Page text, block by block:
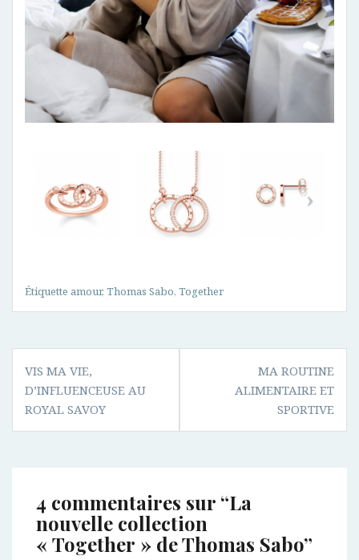
Étiquette amour, Thomas Sabo, Together
Navigation
de
l’article
VIS MA VIE,
D’INFLUENCEUSE AU
ROYAL SAVOY
MA ROUTINE
ALIMENTAIRE ET
SPORTIVE
4 commentaires sur “La
nouvelle collection
« Together » de Thomas Sabo”